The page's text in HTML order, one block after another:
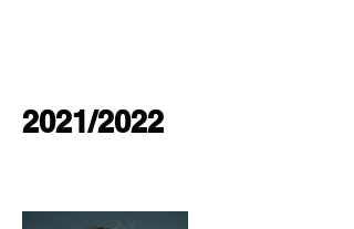
2021/2022